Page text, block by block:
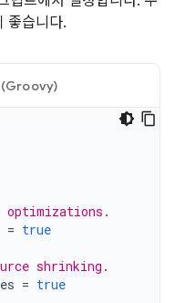
좋습니다.
(Groovy)
optimizations.
= true
shrinking.
= true